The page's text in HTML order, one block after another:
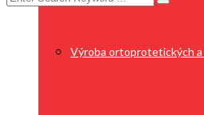
Výroba ortoprotetických